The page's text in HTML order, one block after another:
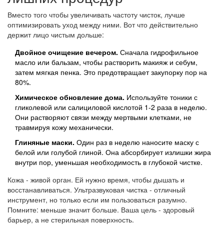
Вместо того чтобы увеличивать частоту чисток, лучше
оптимизировать уход между ними. Вот что действительно
держит лицо чистым дольше:
Двойное очищение вечером. Сначала гидрофильное
масло или бальзам, чтобы растворить макияж и себум,
затем мягкая пенка. Это предотвращает закупорку пор на
80%.
Химическое обновление дома. Используйте тоники с
гликолевой или салициловой кислотой 1-2 раза в неделю.
Они растворяют связи между мертвыми клетками, не
травмируя кожу механически.
Глиняные маски. Один раз в неделю наносите маску с
белой или голубой глиной. Она абсорбирует излишки жира
внутри пор, уменьшая необходимость в глубокой чистке.
Кожа - живой орган. Ей нужно время, чтобы дышать и
восстанавливаться. Ультразвуковая чистка - отличный
инструмент, но только если им пользоваться разумно.
Помните: меньше значит больше. Ваша цель - здоровый
барьер, а не стерильная поверхность.